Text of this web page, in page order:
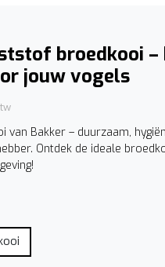
broedkooi
jouw vogels
van Bakker – duurzaam,
Ontdek de ideale